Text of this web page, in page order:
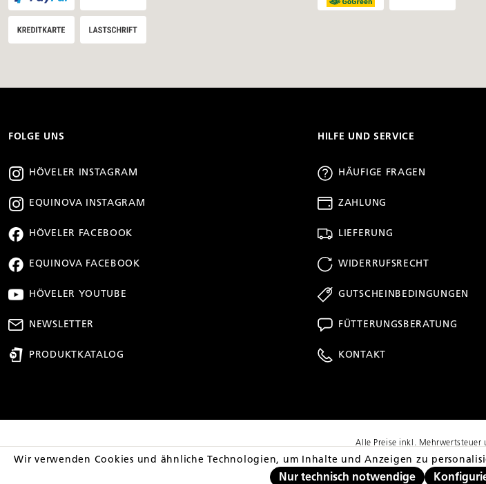
FOLGE UNS
HÖVELER INSTAGRAM
EQUINOVA INSTAGRAM
HÖVELER FACEBOOK
EQUINOVA FACEBOOK
HÖVELER YOUTUBE
NEWSLETTER
PRODUKTKATALOG
HILFE UND SERVICE
HÄUFIGE FRAGEN
ZAHLUNG
LIEFERUNG
WIDERRUFSRECHT
GUTSCHEINBEDINGUNGEN
FÜTTERUNGSBERATUNG
KONTAKT
Alle Preise inkl. Mehrwertsteuer
** Streichpreis entspricht dem niedrigsten Gesamtpreis innerhalb
© Copyright 2026
Wir verwenden Cookies und ähnliche Technologien, um Inhalte und Anzeigen zu
Nur technisch notwendige